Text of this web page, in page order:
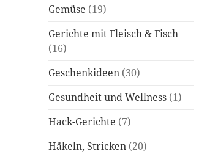
Gemüse (19)
Gerichte mit Fleisch & Fisch
(16)
Geschenkideen (30)
Gesundheit und Wellness (1)
Hack-Gerichte (7)
Häkeln, Stricken (20)